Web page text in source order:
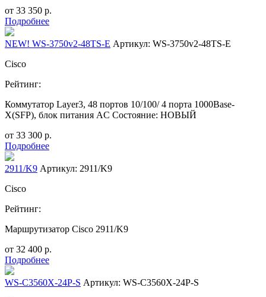
от 33 350 р.
Подробнее
NEW! WS-3750v2-48TS-E Артикул: WS-3750v2-48TS-E
Cisco
Рейтинг:
Коммутатор Layer3, 48 портов 10/100/ 4 порта 1000Base-
X(SFP), блок питания AC Состояние: НОВЫЙ
от 33 300 р.
Подробнее
2911/K9 Артикул: 2911/K9
Cisco
Рейтинг:
Маршрутизатор Cisco 2911/K9
от 32 400 р.
Подробнее
WS-C3560X-24P-S Артикул: WS-C3560X-24P-S